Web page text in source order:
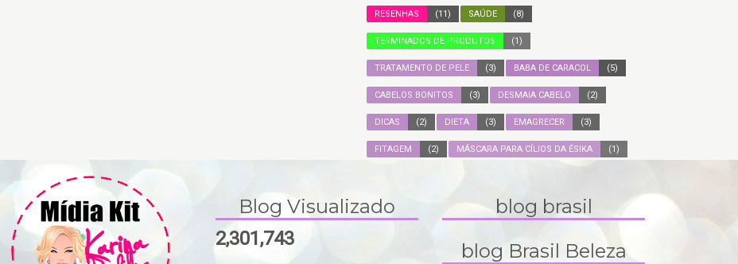
RESENHAS (11) SAÚDE (8)
TERMINADOS DE PRODUTOS (1)
TRATAMENTO DE PELE (3) BABA DE CARACOL (5)
CABELOS BONITOS (3) DESMAIA CABELO (2)
DICAS (2) DIETA (3) EMAGRECER (3)
FITAGEM (2) MÁSCARA PARA CÍLIOS DA ÉSIKA (1)
Blog Visualizado
2,301,743
blog brasil
blog Brasil Beleza